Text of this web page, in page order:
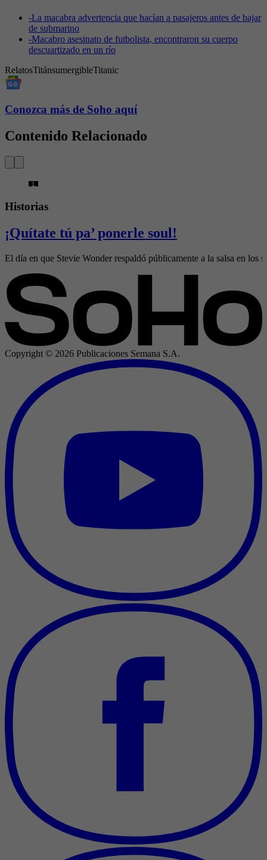
-La macabra advertencia que hacían a pasajeros antes de bajar
de submarino
-Macabro asesinato de futbolista, encontraron su cuerpo
descuartizado en un río
RelatosTitánsumergibleTitanic
Conozca más de Soho aquí
Contenido Relacionado
Historias
¡Quítate tú pa’ ponerle soul!
El día en que Stevie Wonder respaldó públicamente a la salsa en los
Copyright © 2026 Publicaciones Semana S.A.